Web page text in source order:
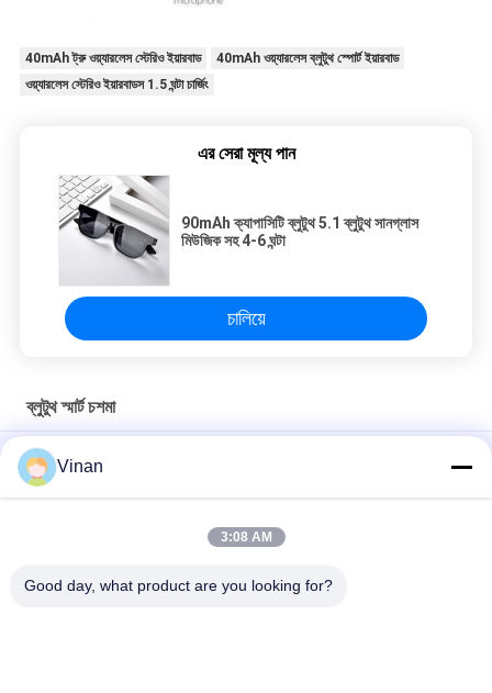
40mAh ট্রু ওয়্যারলেস স্টেরিও ইয়ারবাড
40mAh ওয়্যারলেস ব্লুটুথ স্পোর্ট ইয়ারবাড
ওয়্যারলেস স্টেরিও ইয়ারবাডস 1.5 ঘন্টা চার্জিং
এর সেরা মূল্য পান
90mAh ক্যাপাসিটি ব্লুটুথ 5.1 ব্লুটুথ সানগ্লাস
মিউজিক সহ 4-6 ঘন্টা
চালিয়ে
ব্লুটুথ স্মার্ট চশমা
90mAh ক্যাপাসিটি ব্লুটুথ 5.1 ব্লুটুথ সানগ্লাস মিউজিক সহ 4-6 ঘন্টা
TR নমনীয় ফ্রেম BT 5.3 সঙ্গীত 4-5 ঘন্টা সাইক্লিং স্পোর্টস ব্লুটুথ রাইডিং চশমা
IOS এবং Android এর জন্য ম্যাট ব্ল্যাক BT5.0 ব্লুটুথ চশমা 100mAh ম্যাগনেটিক
Vinan
3:08 AM
Good day, what product are you looking for?